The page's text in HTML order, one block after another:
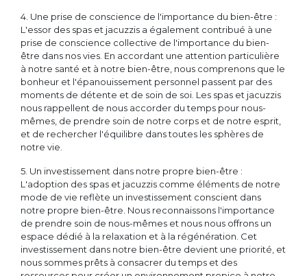
4. Une prise de conscience de l'importance du bien-être :
L'essor des spas et jacuzzis a également contribué à une
prise de conscience collective de l'importance du bien-
être dans nos vies. En accordant une attention particulière
à notre santé et à notre bien-être, nous comprenons que le
bonheur et l'épanouissement personnel passent par des
moments de détente et de soin de soi. Les spas et jacuzzis
nous rappellent de nous accorder du temps pour nous-
mêmes, de prendre soin de notre corps et de notre esprit,
et de rechercher l'équilibre dans toutes les sphères de
notre vie.
5. Un investissement dans notre propre bien-être :
L'adoption des spas et jacuzzis comme éléments de notre
mode de vie reflète un investissement conscient dans
notre propre bien-être. Nous reconnaissons l'importance
de prendre soin de nous-mêmes et nous nous offrons un
espace dédié à la relaxation et à la régénération. Cet
investissement dans notre bien-être devient une priorité, et
nous sommes prêts à consacrer du temps et des